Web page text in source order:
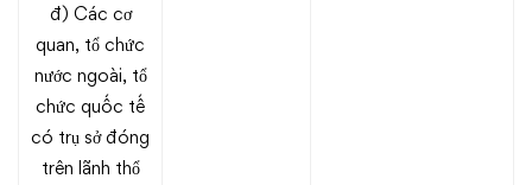
đ) Các cơ
quan, tổ chức
nước ngoài, tổ
chức quốc tế
có trụ sở đóng
trên lãnh thổ